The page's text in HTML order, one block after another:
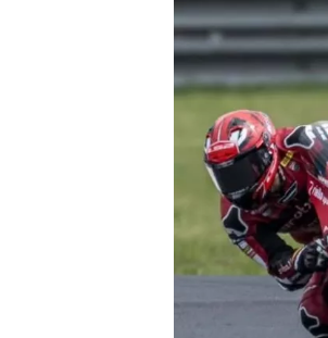
WORLD SUPERBIKE